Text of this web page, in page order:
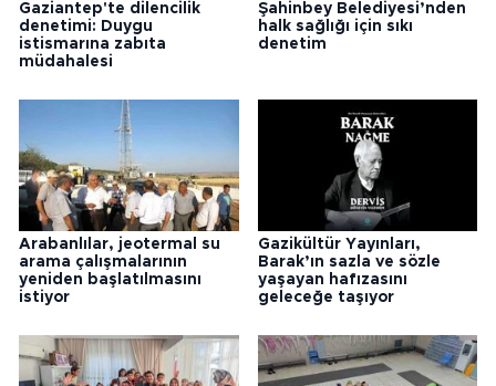
Gaziantep'te dilencilik
denetimi: Duygu
istismarına zabıta
müdahalesi
Şahinbey Belediyesi’nden
halk sağlığı için sıkı
denetim
Arabanlılar, jeotermal su
arama çalışmalarının
yeniden başlatılmasını
istiyor
Gazikültür Yayınları,
Barak’ın sazla ve sözle
yaşayan hafızasını
geleceğe taşıyor